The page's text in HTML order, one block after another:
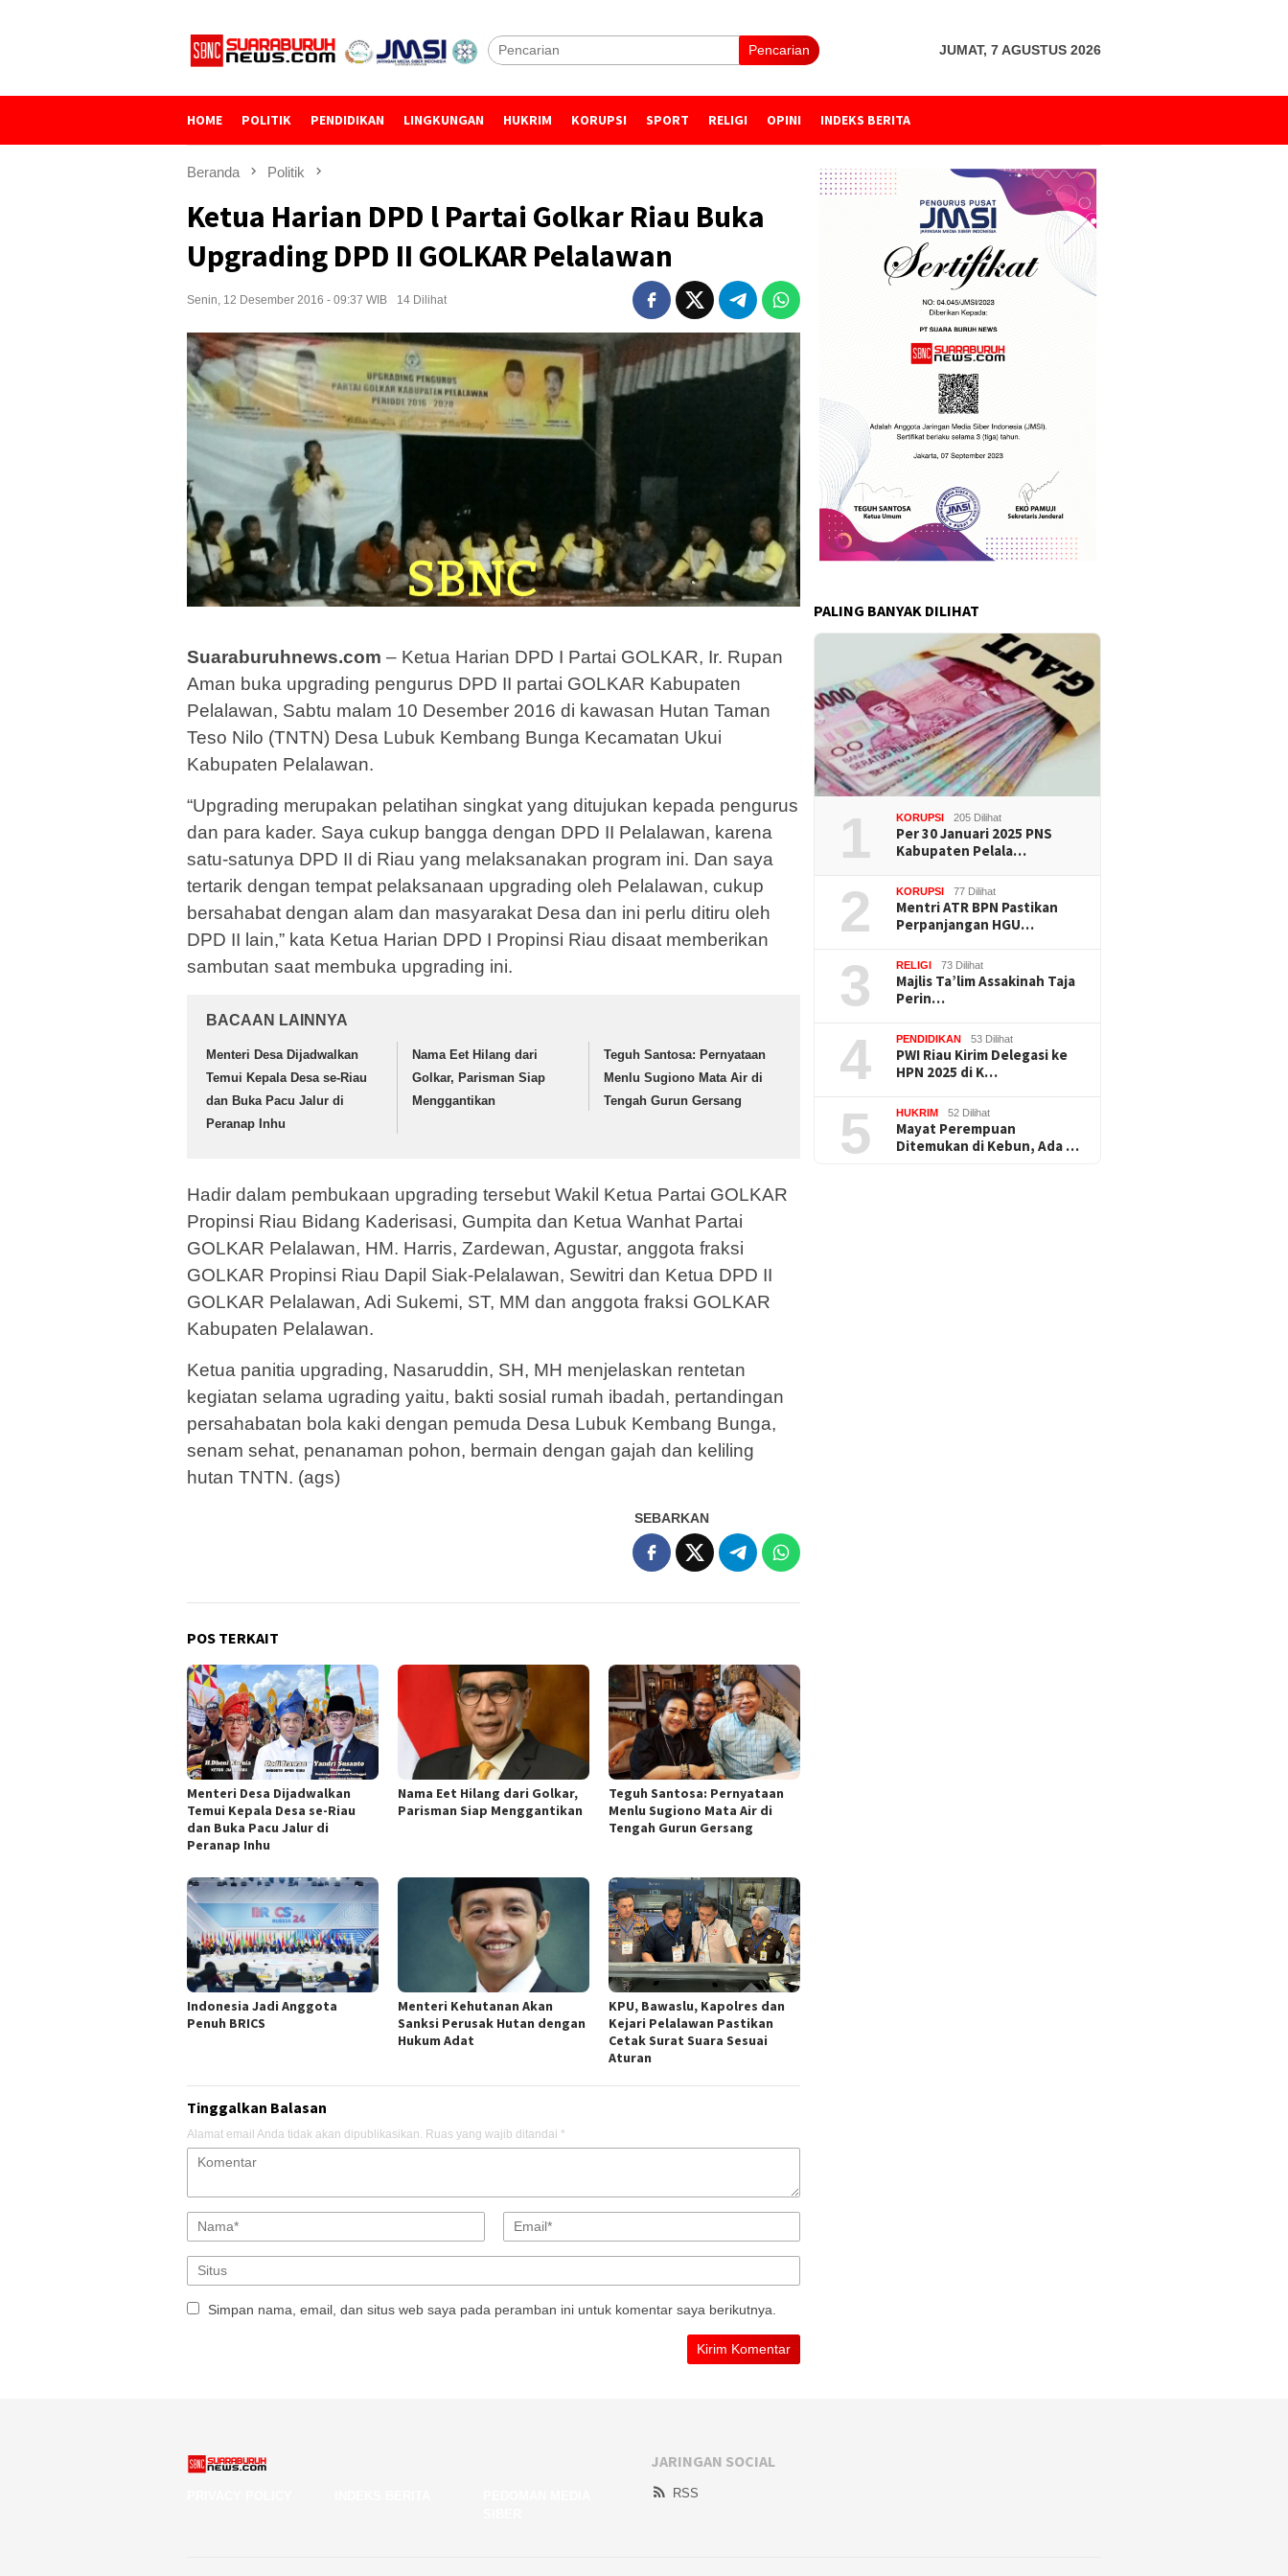
Pencarian JUMAT, 7 AGUSTUS 2026
HOME POLITIK PENDIDIKAN LINGKUNGAN HUKRIM KORUPSI SPORT RELIGI OPINI INDEKS BERITA
Beranda Politik
Ketua Harian DPD l Partai Golkar Riau Buka
Upgrading DPD II GOLKAR Pelalawan
Senin, 12 Desember 2016 - 09:37 WIB 14 Dilihat
Suaraburuhnews.com – Ketua Harian DPD I Partai GOLKAR, Ir. Rupan
Aman buka upgrading pengurus DPD II partai GOLKAR Kabupaten
Pelalawan, Sabtu malam 10 Desember 2016 di kawasan Hutan Taman
Teso Nilo (TNTN) Desa Lubuk Kembang Bunga Kecamatan Ukui
Kabupaten Pelalawan.
“Upgrading merupakan pelatihan singkat yang ditujukan kepada pengurus
dan para kader. Saya cukup bangga dengan DPD II Pelalawan, karena
satu-satunya DPD II di Riau yang melaksanakan program ini. Dan saya
tertarik dengan tempat pelaksanaan upgrading oleh Pelalawan, cukup
bersahabat dengan alam dan masyarakat Desa dan ini perlu ditiru oleh
DPD II lain,” kata Ketua Harian DPD I Propinsi Riau disaat memberikan
sambutan saat membuka upgrading ini.
BACAAN LAINNYA
Menteri Desa Dijadwalkan
Temui Kepala Desa se-Riau
dan Buka Pacu Jalur di
Peranap Inhu
Nama Eet Hilang dari
Golkar, Parisman Siap
Menggantikan
Teguh Santosa: Pernyataan
Menlu Sugiono Mata Air di
Tengah Gurun Gersang
Hadir dalam pembukaan upgrading tersebut Wakil Ketua Partai GOLKAR
Propinsi Riau Bidang Kaderisasi, Gumpita dan Ketua Wanhat Partai
GOLKAR Pelalawan, HM. Harris, Zardewan, Agustar, anggota fraksi
GOLKAR Propinsi Riau Dapil Siak-Pelalawan, Sewitri dan Ketua DPD II
GOLKAR Pelalawan, Adi Sukemi, ST, MM dan anggota fraksi GOLKAR
Kabupaten Pelalawan.
Ketua panitia upgrading, Nasaruddin, SH, MH menjelaskan rentetan
kegiatan selama ugrading yaitu, bakti sosial rumah ibadah, pertandingan
persahabatan bola kaki dengan pemuda Desa Lubuk Kembang Bunga,
senam sehat, penanaman pohon, bermain dengan gajah dan keliling
hutan TNTN. (ags)
SEBARKAN
POS TERKAIT
Menteri Desa Dijadwalkan
Temui Kepala Desa se-Riau
dan Buka Pacu Jalur di
Peranap Inhu
Nama Eet Hilang dari Golkar,
Parisman Siap Menggantikan
Teguh Santosa: Pernyataan
Menlu Sugiono Mata Air di
Tengah Gurun Gersang
Indonesia Jadi Anggota
Penuh BRICS
Menteri Kehutanan Akan
Sanksi Perusak Hutan dengan
Hukum Adat
KPU, Bawaslu, Kapolres dan
Kejari Pelalawan Pastikan
Cetak Surat Suara Sesuai
Aturan
Tinggalkan Balasan
Alamat email Anda tidak akan dipublikasikan. Ruas yang wajib ditandai *
Simpan nama, email, dan situs web saya pada peramban ini untuk komentar saya berikutnya.
PALING BANYAK DILIHAT
1 KORUPSI 205 Dilihat
Per 30 Januari 2025 PNS
Kabupaten Pelala…
2 KORUPSI 77 Dilihat
Mentri ATR BPN Pastikan
Perpanjangan HGU…
3 RELIGI 73 Dilihat
Majlis Ta’lim Assakinah Taja
Perin…
4 PENDIDIKAN 53 Dilihat
PWI Riau Kirim Delegasi ke
HPN 2025 di K…
5 HUKRIM 52 Dilihat
Mayat Perempuan
Ditemukan di Kebun, Ada …
JARINGAN SOCIAL
RSS